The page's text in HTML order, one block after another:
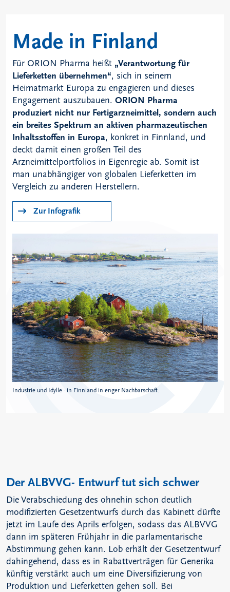
Made in Finland
Für ORION Pharma heißt „Verantwortung für
Lieferketten übernehmen“, sich in seinem
Heimatmarkt Europa zu engagieren und dieses
Engagement auszubauen. ORION Pharma
produziert nicht nur Fertigarzneimittel, sondern auch
ein breites Spektrum an aktiven pharmazeutischen
Inhaltsstoffen in Europa, konkret in Finnland, und
deckt damit einen großen Teil des
Arzneimittelportfolios in Eigenregie ab. Somit ist
man unabhängiger von globalen Lieferketten im
Vergleich zu anderen Herstellern.
Zur Infografik
Industrie und Idylle - in Finnland in enger Nachbarschaft.
Der ALBVVG- Entwurf tut sich schwer
Die Verabschiedung des ohnehin schon deutlich
modifizierten Gesetzentwurfs durch das Kabinett dürfte
jetzt im Laufe des Aprils erfolgen, sodass das ALBVVG
dann im späteren Frühjahr in die parlamentarische
Abstimmung gehen kann. Lob erhält der Gesetzentwurf
dahingehend, dass es in Rabattverträgen für Generika
künftig verstärkt auch um eine Diversifizierung von
Produktion und Lieferketten gehen soll. Bei